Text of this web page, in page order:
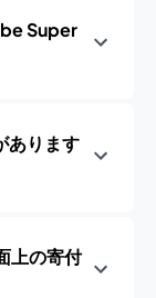
Super
あります
上の寄付